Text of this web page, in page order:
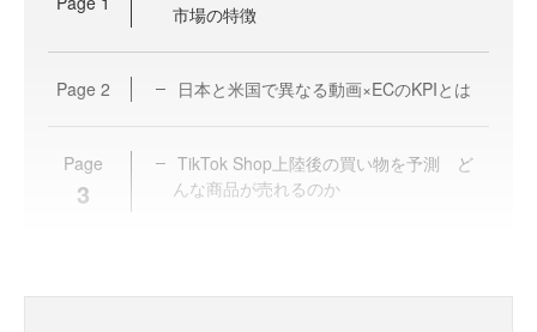
市場の特徴
Page 2 日本と米国で異なる動画×ECのKPIとは
Page
3
TikTok Shop上陸後の買い物を予測 ど
んな商品が売れるのか